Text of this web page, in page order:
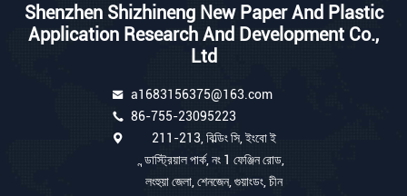
Shenzhen Shizhineng New Paper And Plastic
Application Research And Development Co.,
Ltd
a1683156375@163.com
86-755-23095223
211-213, বিল্ডিং সি, ইংবো ই
ন্ডাস্ট্রিয়াল পার্ক, নং 1 ফেঞ্জিন রোড,
লংহুয়া জেলা, শেনজেন, গুয়াংডং, চীন